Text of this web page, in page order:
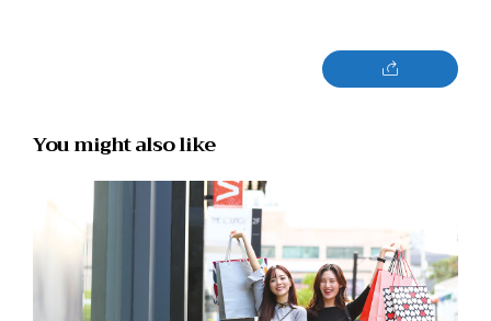
You might also like